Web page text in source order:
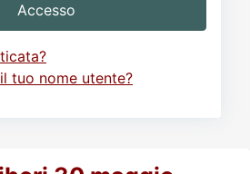
Accesso
tuo nome utente?